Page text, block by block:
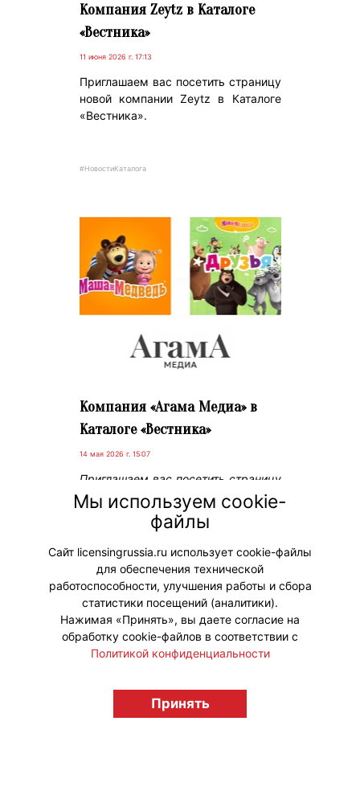
Компания Zeytz в Каталоге
«Вестника»
11 июня 2026 г. 17:13
Приглашаем вас посетить страницу
новой компании Zeytz в Каталоге
«Вестника».
#НовостиКаталога
Компания «Агама Медиа» в
Каталоге «Вестника»
14 мая 2026 г. 15:07
Приглашаем вас посетить страницу
новой компании в Каталоге –
«Агама Медиа» и познакомиться с
ее брендами: «Маша и Медведь» и
«Маша и Медведь. Друзья».
#НовыеЛицензии #НовостиКаталога
licensingrussia.ru, 2009-2026 12+
Мы используем cookie-
файлы
Сайт licensingrussia.ru использует cookie-файлы
для обеспечения технической
работоспособности, улучшения работы и сбора
статистики посещений (аналитики).
Нажимая «Принять», вы даете согласие на
обработку cookie-файлов в соответствии с
Политикой конфиденциальности
Принять